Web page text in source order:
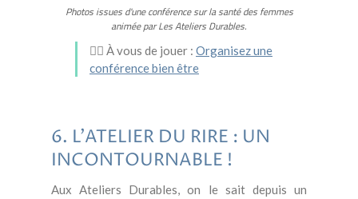
Photos issues d'une conférence sur la santé des femmes
animée par Les Ateliers Durables.
🤸‍♀️ À vous de jouer : Organisez une
conférence bien être
6. L'ATELIER DU RIRE : UN
INCONTOURNABLE !
Aux Ateliers Durables, on le sait depuis un